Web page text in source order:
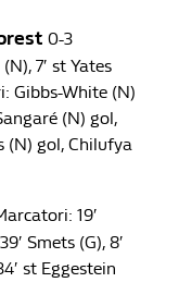
0-3
7′ st Yates
Gibbs-White (N)
(N) gol,
(N) gol, Chilufya
19′
Smets (G), 8′
st Eggestein